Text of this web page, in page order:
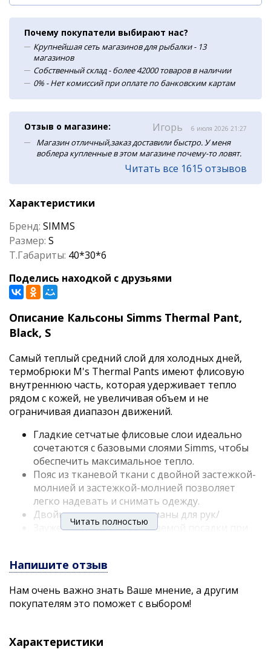
Почему покупатели выбирают нас?
Крупнейшая сеть магазинов для рыбалки - 13
магазинов
Собственный склад - более 42000 товаров в наличии
0% - Нет комиссий при оплате по банковским картам
Отзыв о магазине: Игорь 6 июля 2026 21:27
Магазин отличный,заказ доставили быстро. У меня
воблера купленные в этом магазине почему-то ловят.
Читать все 1615 отзывов
Характеристики
Бренд: SIMMS
Размер: S
Т.Габариты: 40*30*6
Поделись находкой с друзьями
Описание Кальсоны Simms Thermal Pant,
Black, S
Самый теплый средний слой для холодных дней,
термобрюки M's Thermal Pants имеют флисовую
внутреннюю часть, которая удерживает тепло
рядом с кожей, не увеличивая объем и не
ограничивая диапазон движений.
Гладкие сетчатые флисовые слои идеально
сочетаются с базовыми слоями Simms, чтобы
обеспечить максимальное тепло.
Пояс из тканевой ткани с двойной застежкой-
молнией и застежкой-молнией позволяет
легко надевать и снимать одежду.
Двойные прорезные карманы для рук/
Зауженный низ для обтекаемой посадки при
ТКАНЬ: Основная часть – 255 г/м², 93 % полиэстер, 7
влаги.
Читать полностью
Напишите отзыв
Нам очень важно знать Ваше мнение, а другим
покупателям это поможет с выбором!
Характеристики